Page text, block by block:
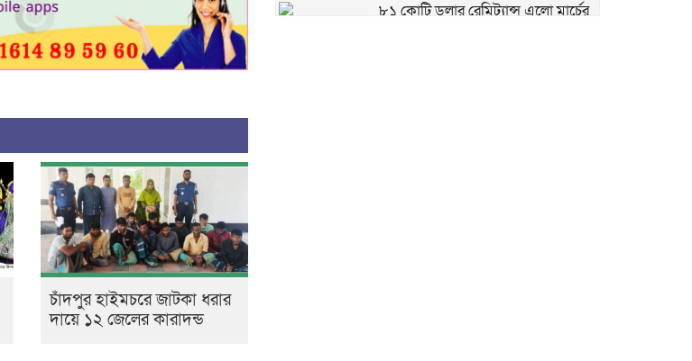
চাঁদপুর হাইমচরে জাটকা ধরার
দায়ে ১২ জেলের কারাদন্ড
৮১ কোটি ডলার রেমিট্যান্স এলো মার্চের